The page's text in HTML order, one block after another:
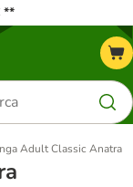
**
Adult Classic Anatra